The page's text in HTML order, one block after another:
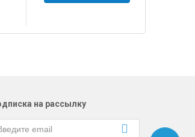
на рассылку